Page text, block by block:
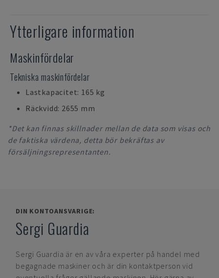
Ytterligare information
Maskinfördelar
Tekniska maskinfördelar
Lastkapacitet: 165 kg
Räckvidd: 2655 mm
*Det kan finnas skillnader mellan de data som visas och
de faktiska värdena, detta bör bekräftas av
försäljningsrepresentanten.
DIN KONTOANSVARIGE:
Sergi Guardia
Sergi Guardia är en av våra experter på handel med
begagnade maskiner och är din kontaktperson vid